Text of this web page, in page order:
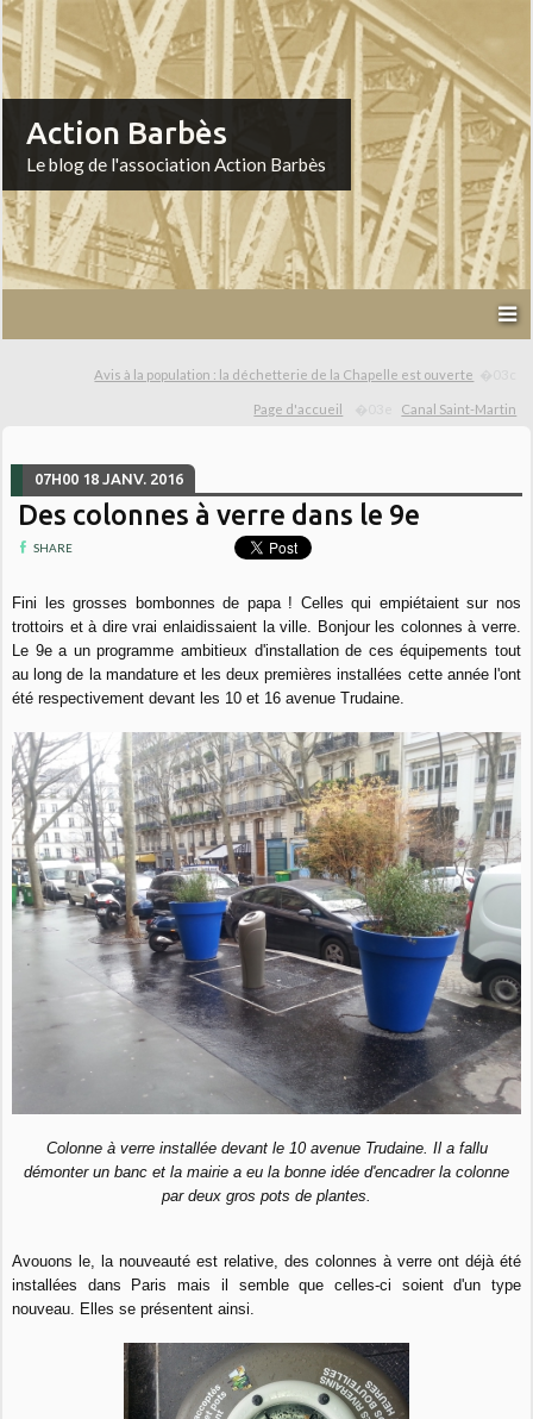
Action Barbès
Le blog de l'association Action Barbès
Avis à la population : la déchetterie de la Chapelle est ouverte
Page d'accueil Canal Saint-Martin
07H00 18 JANV. 2016
Des colonnes à verre dans le 9e
SHARE
Fini les grosses bombonnes de papa ! Celles qui empiétaient sur nos
trottoirs et à dire vrai enlaidissaient la ville. Bonjour les colonnes à verre.
Le 9e a un programme ambitieux d'installation de ces équipements tout
au long de la mandature et les deux premières installées cette année l'ont
été respectivement devant les 10 et 16 avenue Trudaine.
Colonne à verre installée devant le 10 avenue Trudaine. Il a fallu
démonter un banc et la mairie a eu la bonne idée d'encadrer la colonne
par deux gros pots de plantes.
Avouons le, la nouveauté est relative, des colonnes à verre ont déjà été
installées dans Paris mais il semble que celles-ci soient d'un type
nouveau. Elles se présentent ainsi.